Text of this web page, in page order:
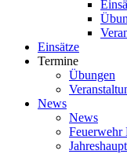
Einsätze
Termine
Übungen
News
News
Feuerwehr